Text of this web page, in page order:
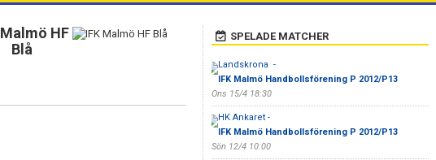
HF
Blå
SPELADE MATCHER
Landskrona -
IFK Malmö Handbollsförening P 2012/P13
Ons 15/4 18:30
HK Ankaret -
IFK Malmö Handbollsförening P 2012/P13
Sön 12/4 10:00